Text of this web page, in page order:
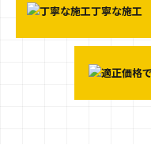
丁寧な施工